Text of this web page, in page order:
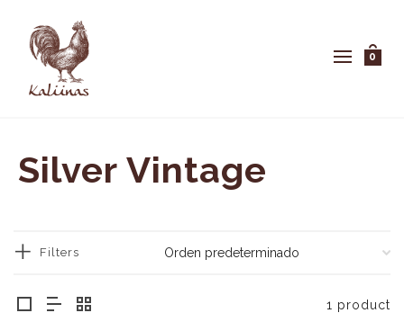
0
Silver Vintage
Filters
1 product